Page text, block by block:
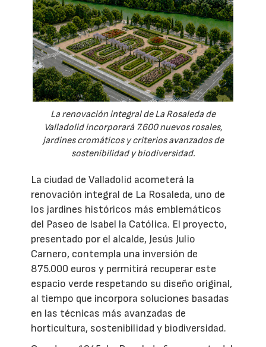
La renovación integral de La Rosaleda de
Valladolid incorporará 7.600 nuevos rosales,
jardines cromáticos y criterios avanzados de
sostenibilidad y biodiversidad.
La ciudad de Valladolid acometerá la
renovación integral de La Rosaleda, uno de
los jardines históricos más emblemáticos
del Paseo de Isabel la Católica. El proyecto,
presentado por el alcalde, Jesús Julio
Carnero, contempla una inversión de
875.000 euros y permitirá recuperar este
espacio verde respetando su diseño original,
al tiempo que incorpora soluciones basadas
en las técnicas más avanzadas de
horticultura, sostenibilidad y biodiversidad.